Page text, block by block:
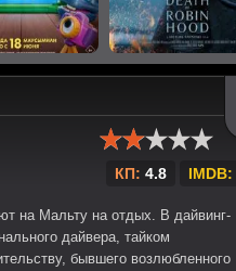
КП: 4.8 IMDB:
на Мальту на отдых. В дайвинг-
дайвера, тайком
бывшего возлюбленного